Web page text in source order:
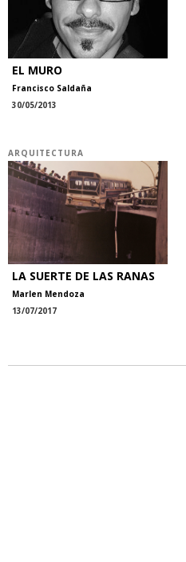
EL MURO
Francisco Saldaña
30/05/2013
ARQUITECTURA
LA SUERTE DE LAS RANAS
Marlen Mendoza
13/07/2017